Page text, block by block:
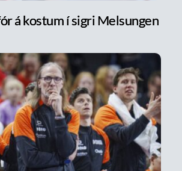
á kostum í sigri Melsungen